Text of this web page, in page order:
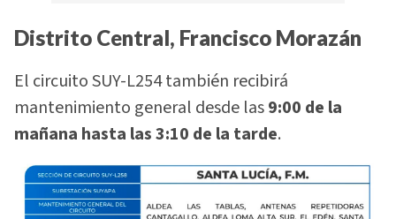
Distrito Central, Francisco Morazán
El circuito SUY-L254 también recibirá
mantenimiento general desde las9:00 de la
mañana hasta las 3:10 de la tarde.